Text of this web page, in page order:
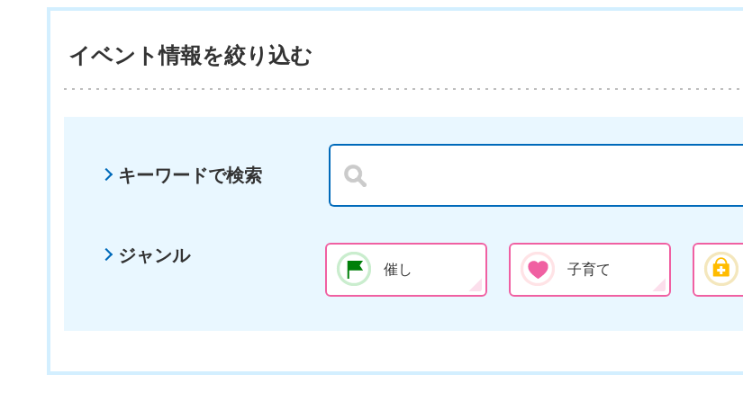
イベント情報を絞り込む
キーワードで検索
ジャンル
催し 子育て